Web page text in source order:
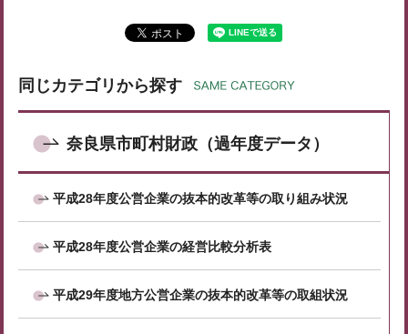
同じカテゴリから探す
奈良県市町村財政（過年度データ）
平成28年度公営企業の抜本的改革等の取り組み状況
平成28年度公営企業の経営比較分析表
平成29年度地方公営企業の抜本的改革等の取組状況